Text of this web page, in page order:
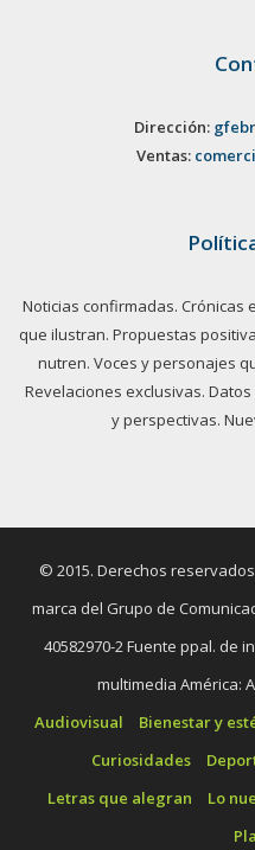
Dirección:
Ventas:
Noticias confirmadas. Crónicas
que ilustran. Propuestas
nutren. Voces y personajes
Revelaciones exclusivas.
y perspectivas.
© 2015. Derechos
marca del Grupo de
40582970-2 Fuente ppal. de
multimedia América:
Audiovisual
Bienestar y
Curiosidades
Letras que alegran
Lo